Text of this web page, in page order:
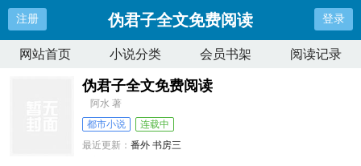
注册 伪君子全文免费阅读 登录
网站首页 小说分类 会员书架 阅读记录
伪君子全文免费阅读
阿水 著
都市小说
连载中
最近更新：番外 书房三